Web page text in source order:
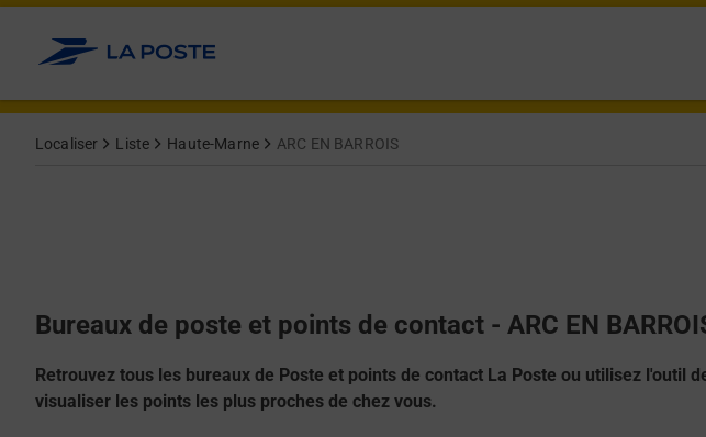
Allez au contenu
Localiser Liste Haute-Marne ARC EN BARROIS
Bureaux de poste et points de contact - ARC EN
Retrouvez tous les bureaux de Poste et points de contact La Poste ou utilisez l'outil
visualiser les points les plus proches de chez vous.
Afficher ou masquer la réponse
Afficher ou masquer la réponse
Afficher ou masquer la réponse
Afficher ou masquer la réponse
Afficher ou masquer la réponse